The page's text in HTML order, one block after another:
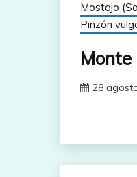
Mostajo
Pinzón
28